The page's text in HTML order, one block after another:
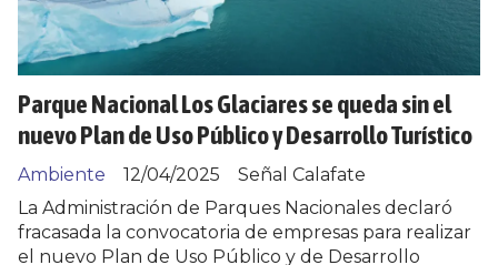
Parque Nacional Los Glaciares se queda sin el
nuevo Plan de Uso Público y Desarrollo Turístico
Señal Calafate
Ambiente
12/04/2025
La Administración de Parques Nacionales declaró
fracasada la convocatoria de empresas para realizar
el nuevo Plan de Uso Público y de Desarrollo